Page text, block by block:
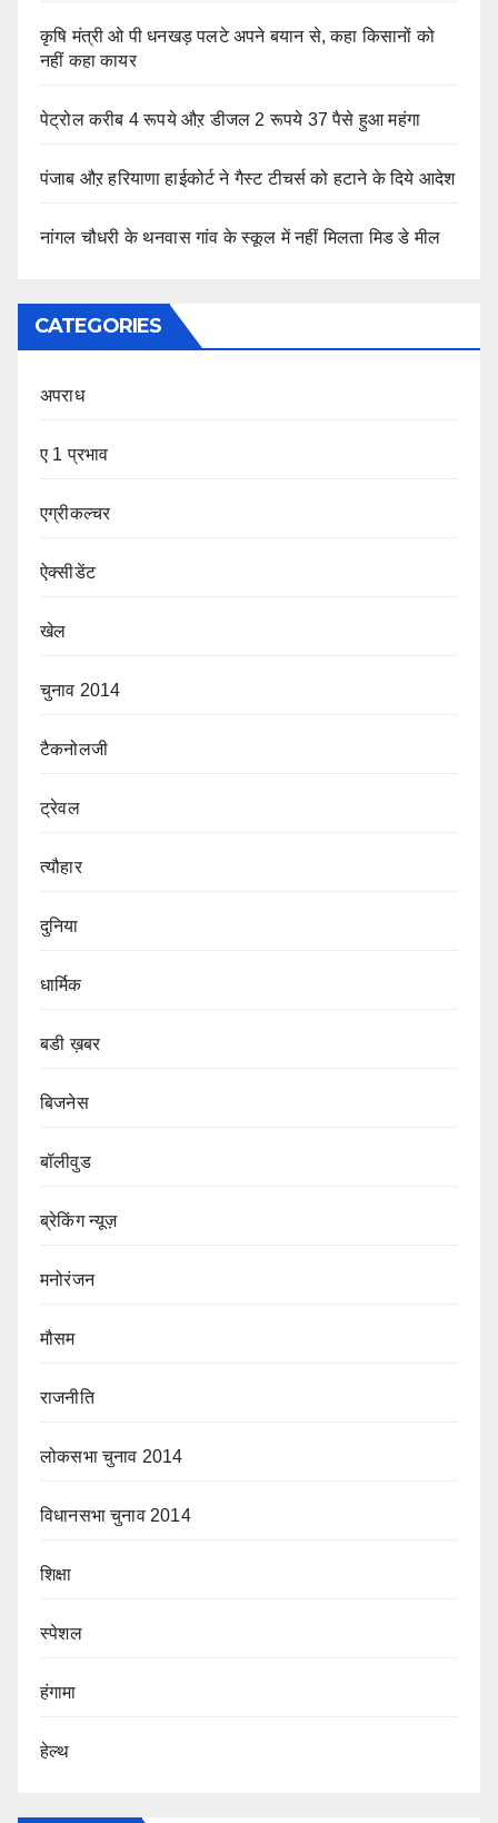
कृषि मंत्री ओ पी धनखड़ पलटे अपने बयान से, कहा किसानों को
नहीं कहा कायर
पेट्रोल करीब 4 रूपये औऱ डीजल 2 रूपये 37 पैसे हुआ महंगा
पंजाब औऱ हरियाणा हाईकोर्ट ने गैस्ट टीचर्स को हटाने के दिये आदेश
नांगल चौधरी के थनवास गांव के स्कूल में नहीं मिलता मिड डे मील
CATEGORIES
अपराध
ए 1 प्रभाव
एग्रीकल्चर
ऐक्सीडेंट
खेल
चुनाव 2014
टैकनोलजी
ट्रेवल
त्यौहार
दुनिया
धार्मिक
बडी ख़बर
बिजनेस
बॉलीवुड
ब्रेकिंग न्यूज़
मनोरंजन
मौसम
राजनीति
लोकसभा चुनाव 2014
विधानसभा चुनाव 2014
शिक्षा
स्पेशल
हंगामा
हेल्थ